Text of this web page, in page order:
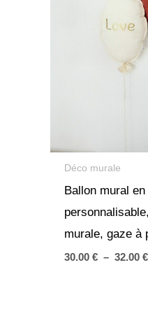
Déco murale
Ballon mural
murale, gaze à
30.00€ – 32.00€